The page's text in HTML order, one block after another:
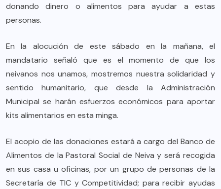
donando dinero o alimentos para ayudar a estas
personas.
En la alocución de este sábado en la mañana, el
mandatario señaló que es el momento de que los
neivanos nos unamos, mostremos nuestra solidaridad y
sentido humanitario, que desde la Administración
Municipal se harán esfuerzos económicos para aportar
kits alimentarios en esta minga.
El acopio de las donaciones estará a cargo del Banco de
Alimentos de la Pastoral Social de Neiva y será recogida
en sus casa u oficinas, por un grupo de personas de la
Secretaría de TIC y Competitividad; para recibir ayudas